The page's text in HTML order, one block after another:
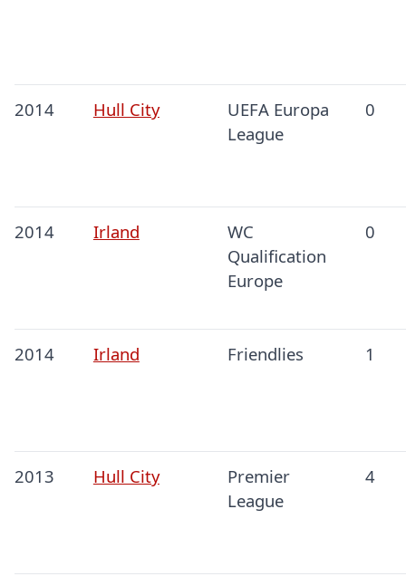
2014 Hull City
UEFA Europa
League
0
2014 Irland
WC
Qualification
Europe
0
2014 Irland Friendlies 1
2013 Hull City
Premier
League
4